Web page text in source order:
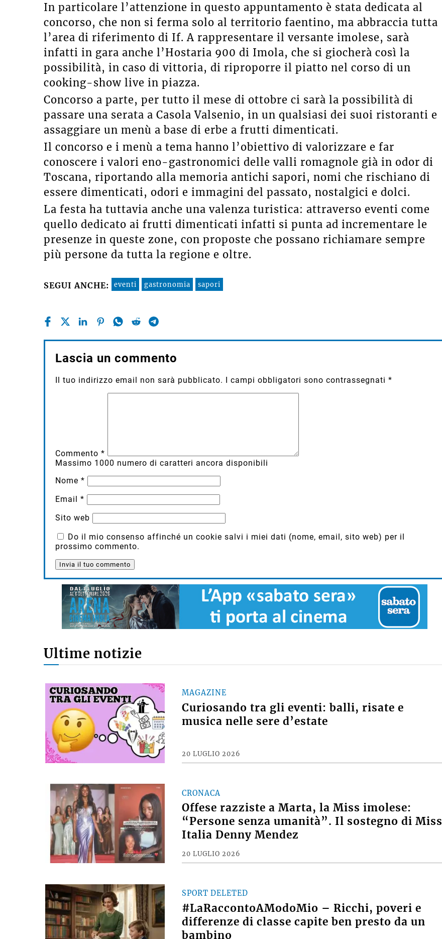
In particolare l’attenzione in questo appuntamento è stata dedicata al
concorso, che non si ferma solo al territorio faentino, ma abbraccia tutta
l’area di riferimento di If. A rappresentare il versante imolese, sarà
infatti in gara anche l’Hostaria 900 di Imola, che si giocherà così la
possibilità, in caso di vittoria, di riproporre il piatto nel corso di un
cooking-show live in piazza.
Concorso a parte, per tutto il mese di ottobre ci sarà la possibilità di
passare una serata a Casola Valsenio, in un qualsiasi dei suoi ristoranti e
assaggiare un menù a base di erbe a frutti dimenticati.
Il concorso e i menù a tema hanno l’obiettivo di valorizzare e far
conoscere i valori eno-gastronomici delle valli romagnole già in odor di
Toscana, riportando alla memoria antichi sapori, nomi che rischiano di
essere dimenticati, odori e immagini del passato, nostalgici e dolci.
La festa ha tuttavia anche una valenza turistica: attraverso eventi come
quello dedicato ai frutti dimenticati infatti si punta ad incrementare le
presenze in queste zone, con proposte che possano richiamare sempre
più persone da tutta la regione e oltre.
SEGUI ANCHE: eventi gastronomia sapori
Lascia un commento
Il tuo indirizzo email non sarà pubblicato. I campi obbligatori sono contrassegnati *
Commento *
Massimo 1000 numero di caratteri ancora disponibili
Nome *
Email *
Sito web
Do il mio consenso affinché un cookie salvi i miei dati (nome, email, sito web) per il
prossimo commento.
Ultime notizie
MAGAZINE
Curiosando tra gli eventi: balli, risate e
musica nelle sere d’estate
20 LUGLIO 2026
CRONACA
Offese razziste a Marta, la Miss imolese:
“Persone senza umanità”. Il sostegno di Miss
Italia Denny Mendez
20 LUGLIO 2026
SPORT DELETED
#LaRaccontoAModoMio – Ricchi, poveri e
differenze di classe capite ben presto da un
bambino